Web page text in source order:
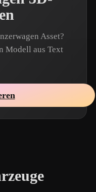
Asset?
Modell aus Text